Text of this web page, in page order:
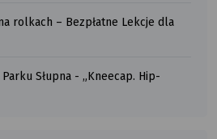
rolkach – Bezpłatne Lekcje dla
Słupna - „Kneecap. Hip-